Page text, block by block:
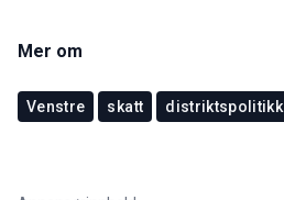
Mer om
Venstre skatt distriktspolitikk